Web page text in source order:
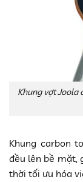
Khung vợt Joola
Khung carbon
đều lên bề mặt,
thời tối ưu hóa